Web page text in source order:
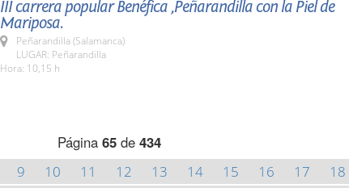
III carrera popular Benéfica ,Peñarandilla con la Piel de
Mariposa.
Peñarandilla (Salamanca)
LUGAR: Peñarandilla
Hora: 10,15 h
Página 65 de 434
9 10 11 12 13 14 15 16 17 18